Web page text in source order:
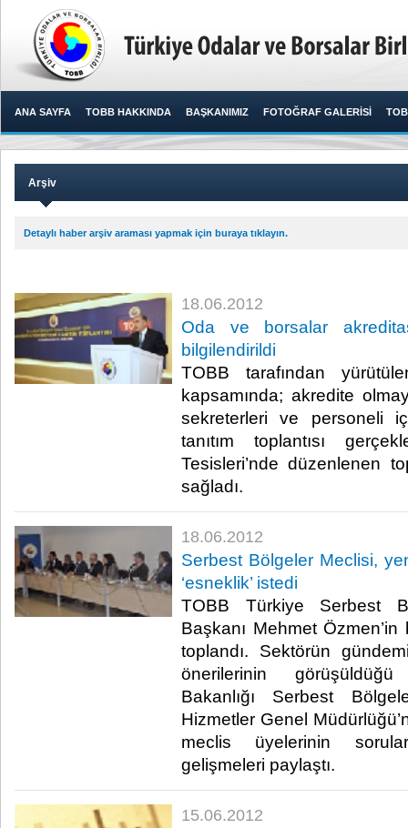
ANA SAYFA TOBB HAKKINDA BAŞKANIMIZ FOTOĞRAF GALERİSİ
Arşiv
Detaylı haber arşiv araması yapmak için buraya tıklayın.
18.06.2012
Oda ve borsalar
bilgilendirildi
TOBB tarafından
kapsamında; akredite
sekreterleri ve personeli
tanıtım toplantısı
Tesisleri’nde düzenlenen
sağladı. ​ ​
18.06.2012
Serbest Bölgeler Meclisi,
‘esneklik’ istedi
TOBB Türkiye Serbest
Başkanı Mehmet Özmen’in
toplandı. Sektörün
önerilerinin
Bakanlığı Serbest
Hizmetler Genel
meclis üyelerinin
gelişmeleri paylaştı. ​ ​
15.06.2012